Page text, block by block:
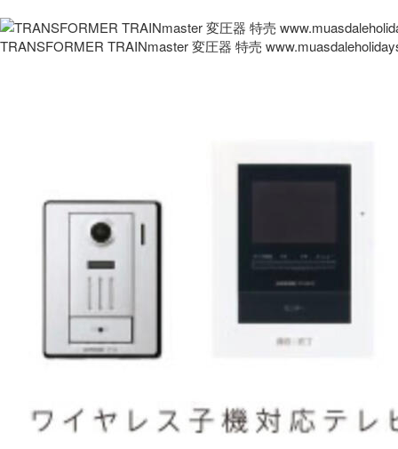
TRANSFORMER TRAINmaster 変圧器 特売